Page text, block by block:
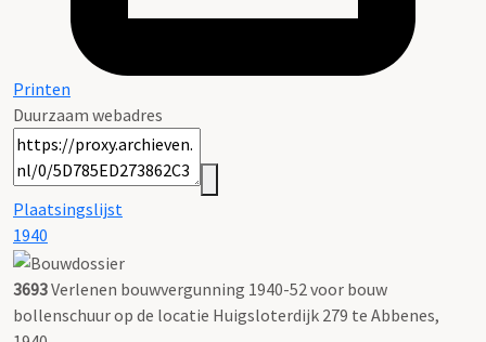
Printen
Duurzaam webadres
Plaatsingslijst
1940
3693Verlenen bouwvergunning 1940-52 voor bouw
bollenschuur op de locatie Huigsloterdijk 279 te Abbenes,